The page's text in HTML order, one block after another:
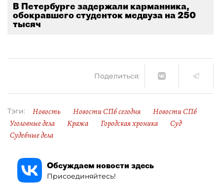
В Петербурге задержали карманника,
обокравшего студенток медвуза на 250
тысяч
Поделиться:
Тэги: Новость Новости СПб сегодня
Новости СПб
Уголовные дела
Кража Городская хроника
Суд
Судебные дела
Обсуждаем новости здесь
Присоединяйтесь!